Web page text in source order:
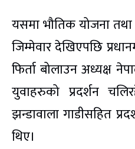
यसमा भौतिक योजना तथा
जिम्मेवार देखिएपछि
फिर्ता बोलाउन अध्यक्ष
युवाहरुको प्रदर्शन
झन्डावाला गाडीसहित
थिए।